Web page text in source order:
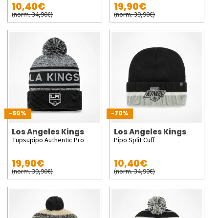
10,40€
(norm. 34,90€)
19,90€
(norm. 39,90€)
-50%
Los Angeles Kings
Tupsupipo Authentic Pro
19,90€
(norm. 39,90€)
-70%
Los Angeles Kings
Pipo Split Cuff
10,40€
(norm. 34,90€)